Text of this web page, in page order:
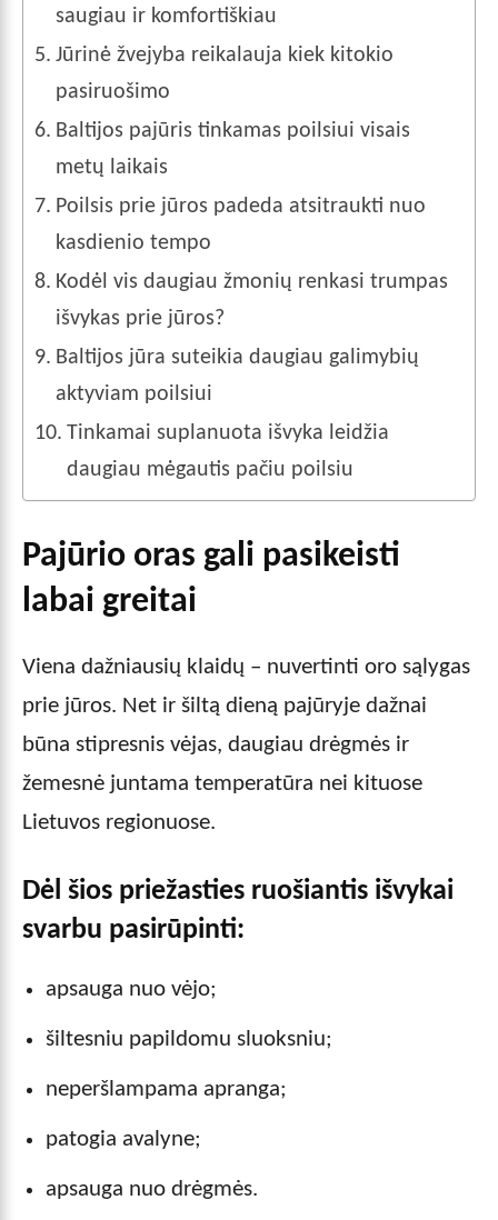
saugiau ir komfortiškiau
Jūrinė žvejyba reikalauja kiek kitokio
pasiruošimo
Baltijos pajūris tinkamas poilsiui visais
metų laikais
Poilsis prie jūros padeda atsitraukti nuo
kasdienio tempo
Kodėl vis daugiau žmonių renkasi trumpas
išvykas prie jūros?
Baltijos jūra suteikia daugiau galimybių
aktyviam poilsiui
Tinkamai suplanuota išvyka leidžia
daugiau mėgautis pačiu poilsiu
Pajūrio oras gali pasikeisti
labai greitai
Viena dažniausių klaidų – nuvertinti oro sąlygas
prie jūros. Net ir šiltą dieną pajūryje dažnai
būna stipresnis vėjas, daugiau drėgmės ir
žemesnė juntama temperatūra nei kituose
Lietuvos regionuose.
Dėl šios priežasties ruošiantis išvykai
svarbu pasirūpinti:
apsauga nuo vėjo;
šiltesniu papildomu sluoksniu;
neperšlampama apranga;
patogia avalyne;
apsauga nuo drėgmės.